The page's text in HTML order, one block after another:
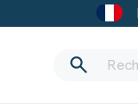
search